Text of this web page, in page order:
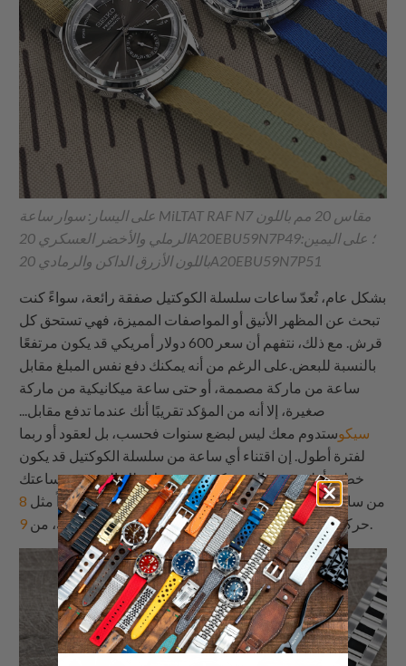
على اليسار: سوار ساعة MiLTAT RAF N7 مقاس 20 مم باللون
الرملي والأخضر العسكري 20A20EBU59N7P49؛ على اليمين:
باللون الأزرق الداكن والرمادي 20A20EBU59N7P51
بشكل عام، تُعدّ ساعات سلسلة الكوكتيل صفقة رائعة، سواءً كنت
تبحث عن المظهر الأنيق أو المواصفات المميزة، فهي تستحق كل
قرش. مع ذلك، نتفهم أن سعر 600 دولار أمريكي قد يكون مرتفعًا
بالنسبة للبعض.على الرغم من أنه يمكنك دفع نفس المبلغ مقابل
ساعة من ماركة مصممة، أو حتى ساعة ميكانيكية من ماركة
صغيرة، إلا أنه من المؤكد تقريبًا أنك عندما تدفع مقابل...
سيكوستدوم معك ليس لبضع سنوات فحسب، بل لعقود أو ربما
لفترة أطول. إن اقتناء أي ساعة من سلسلة الكوكتيل قد يكون
خطوة أولى في عالم سيكو. وقد يقودك ذلك إلى ترقية ساعتك
التالية إلى حركة أكثر دقة وتطوراً مثل8L35من ساعة سيكو تونا،
أو الأفضل من ذلك، من9S63